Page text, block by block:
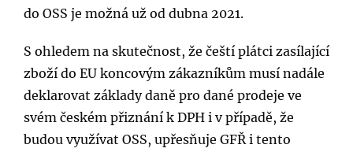
do OSS je možná už od dubna 2021.
S ohledem na skutečnost, že čeští plátci zasílající
zboží do EU koncovým zákazníkům musí nadále
deklarovat základy daně pro dané prodeje ve
svém českém přiznání k DPH i v případě, že
budou využívat OSS, upřesňuje GFŘ i tento